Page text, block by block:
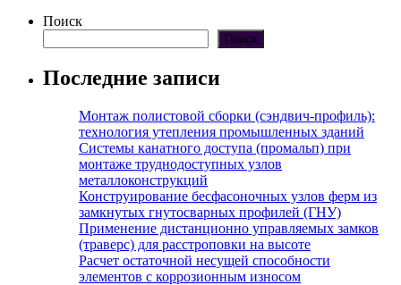
Поиск
Поиск
Последние записи
Монтаж полистовой сборки (сэндвич-профиль):
технология утепления промышленных зданий
Системы канатного доступа (промальп) при
монтаже труднодоступных узлов
металлоконструкций
Конструирование бесфасоночных узлов ферм из
замкнутых гнутосварных профилей (ГНУ)
Применение дистанционно управляемых замков
(траверс) для расстроповки на высоте
Расчет остаточной несущей способности
элементов с коррозионным износом